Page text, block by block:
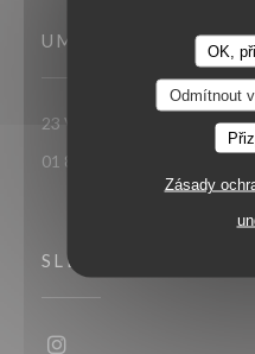
OK,
Odmítnout
Zásady
UMÍSTĚNÍ
23 Villa Riberolle 75020 Paris
01 88 40 89 93
SLEDUJTE NÁS